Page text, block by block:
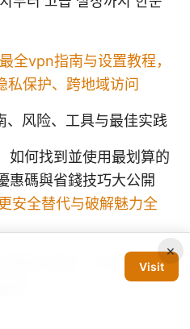
全vpn指南与设置教程，
私保护、跨地域访问
、风险、工具与最佳实践
何找到並使用最划算的
碼與省錢技巧大公開
安全替代与破解魅力全
置订阅源、节点获取与
南
×
Visit